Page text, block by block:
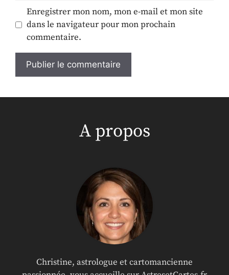
Enregistrer mon nom, mon e-mail et mon site
dans le navigateur pour mon prochain
commentaire.
A propos
Christine, astrologue et cartomancienne